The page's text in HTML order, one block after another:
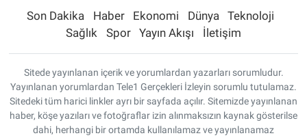
Son Dakika Haber Ekonomi Dünya
Teknoloji
Sağlık
Spor Yayın Akışı İletişim
Sitede yayınlanan içerik ve yorumlardan yazarları sorumludur.
Yayınlanan yorumlardan Tele1 Gerçekleri İzleyin sorumlu tutulamaz.
Sitedeki tüm harici linkler ayrı bir sayfada açılır. Sitemizde yayınlanan
haber, köşe yazıları ve fotoğraflar izin alınmaksızın kaynak gösterilse
dahi, herhangi bir ortamda kullanılamaz ve yayınlanamaz